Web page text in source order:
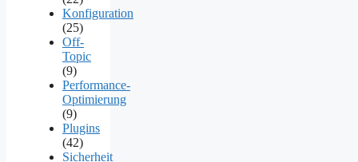
Konfiguration
(25)
Off-
Topic
(9)
Performance-
Optimierung
(9)
Plugins
(42)
Sicherheit